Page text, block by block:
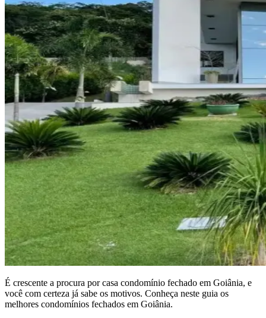
É crescente a procura por casa condomínio fechado em Goiânia, e
você com certeza já sabe os motivos. Conheça neste guia os
melhores condomínios fechados em Goiânia.